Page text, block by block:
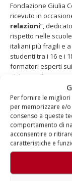
Per fornire le
per memorizzare e/
consenso a queste
comportamento di
acconsentire o
caratteristiche e
Fondazione Giulia
ricevuto in
relazioni”,
rispetto nelle
italiani più fragili e
studenti tra i 16 e i
formatori esperti
violenza di
pensiero critico e
prevede, inoltre, la
che scelgono di
compagni,
culturale profondo
duraturo.
Scopri di più
Bigliettiin vendita